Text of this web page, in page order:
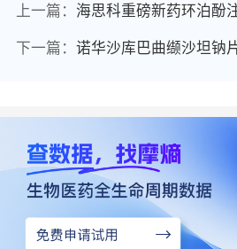
上一篇：
下一篇：